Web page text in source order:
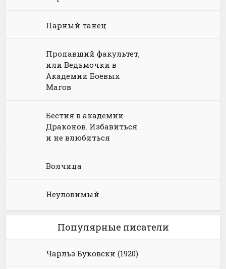
Юмористическое фэнтези
Парный танец
Пропавший факультет,
или Ведьмочки в
Академии Боевых
Магов
Бестия в академии
Драконов. Избавиться
и не влюбиться
Волчица
Неуловимый
Популярные писатели
Чарльз Буковски (1920)